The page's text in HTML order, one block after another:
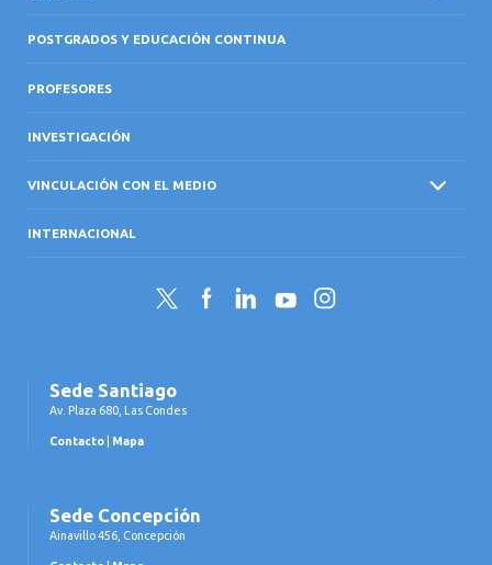
POSTGRADOS Y EDUCACIÓN CONTINUA
PROFESORES
INVESTIGACIÓN
VINCULACIÓN CON EL MEDIO
INTERNACIONAL
Twitter FacebookLinkedInYouTubeInstagram
Sede Santiago
Av. Plaza 680, Las Condes
Contacto Mapa
Sede Concepción
Ainavillo 456, Concepción